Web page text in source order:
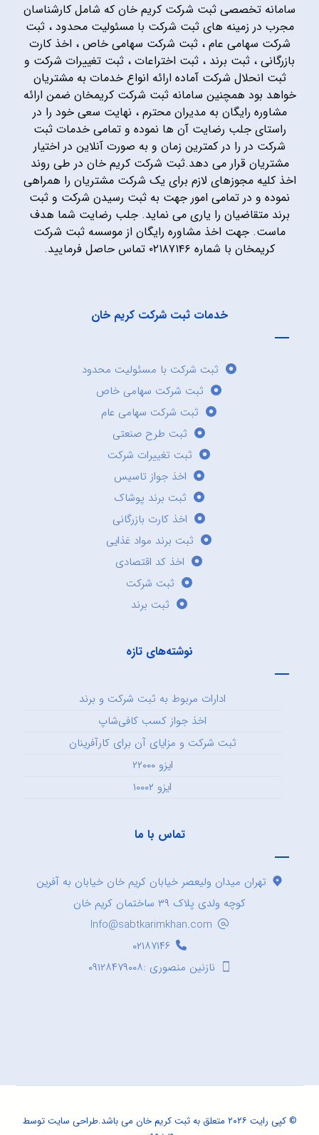
سامانه تخصصی ثبت شرکت کریم خان که شامل کارشناسان
مجرب در زمینه های ثبت شرکت با مسئولیت محدود ، ثبت
شرکت سهامی عام ، ثبت شرکت سهامی خاص ، اخذ کارت
بازرگانی ، ثبت برند ، ثبت اختراعات ، ثبت تغییرات شرکت و
ثبت انحلال شرکت آماده ارائه انواع خدمات به مشتریان
خواهد بود همچنین سامانه ثبت شرکت کریمخان ضمن ارائه
مشاوره رایگان به مدیران محترم ، نهایت سعی خود را در
راستای جلب رضایت آن ها نموده و تمامی خدمات ثبت
شرکت در را در کمترین زمان و به صورت آنلاین در اختیار
مشتریان قرار می دهد.ثبت شرکت کریم خان در طی روند
اخذ کلیه مجوزهای لازم برای یک شرکت مشتریان را همراهی
نموده و در تمامی امور جهت به ثبت رسیدن شرکت و ثبت
برند متقاضیان را یاری می نماید. جلب رضایت شما هدف
ماست. جهت اخذ مشاوره رایگان از موسسه ثبت شرکت
کریمخان با شماره ۰۲۱۸۷۱۴۶ تماس حاصل فرمایید.
خدمات ثبت شرکت کریم خان
ثبت شرکت با مسئولیت محدود
ثبت شرکت سهامی خاص
ثبت شرکت سهامی عام
ثبت طرح صنعتی
ثبت تغییرات شرکت
اخذ جواز تاسیس
ثبت برند پوشاک
اخذ کارت بازرگانی
ثبت برند مواد غذایی
اخذ کد اقتصادی
ثبت شرکت
ثبت برند
نوشته‌های تازه
ادارات مربوط به ثبت شرکت و برند
اخذ جواز کسب کافی‌شاپ
ثبت شرکت و مزایای آن برای کارآفرینان
ایزو ۲۲۰۰۰
ایزو ۱۰۰۰۲
تماس با ما
تهران میدان ولیعصر خیابان کریم خان خیابان به آفرین
کوچه ولدی پلاک ۳۹ ساختمان کریم خان
Info@sabtkarimkhan.com
۰۲۱۸۷۱۴۶
نازنین منصوری :۰۹۱۲۸۴۷۹۰۰۸
© کپی رایت ۲۰۲۶ متعلق به ثبت کریم خان می باشد. طراحی سایتتوسط